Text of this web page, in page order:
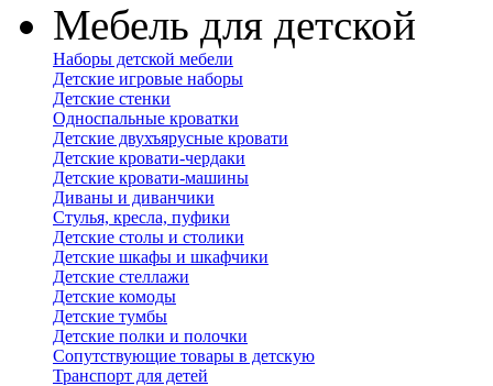
Мебель для детской
Наборы детской мебели
Детские игровые наборы
Детские стенки
Односпальные кроватки
Детские двухъярусные кровати
Детские кровати-чердаки
Детские кровати-машины
Диваны и диванчики
Стулья, кресла, пуфики
Детские столы и столики
Детские шкафы и шкафчики
Детские стеллажи
Детские комоды
Детские тумбы
Детские полки и полочки
Сопутствующие товары в детскую
Транспорт для детей